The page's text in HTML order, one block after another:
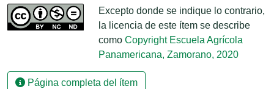
Excepto donde se indique lo contrario,
la licencia de este ítem se describe
como Copyright Escuela Agrícola
Panamericana, Zamorano, 2020
Página completa del ítem